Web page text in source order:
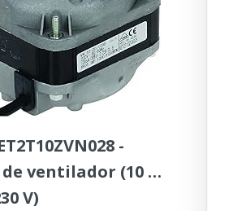
-
ventilador (10 W,
V)